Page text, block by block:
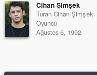
Cihan Şimşek
Turan Cihan Şimşek
Oyuncu
Ağustos 6, 1992